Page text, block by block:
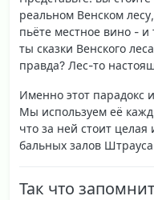
реальном Венском
пьёте местное вино - и
ты сказки Венского
правда? Лес-то
Именно этот парадокс
Мы используем её
что за ней стоит целая
бальных залов Штрауса
Так что